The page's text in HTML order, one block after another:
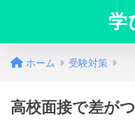
学
ホーム 受験対策
高校面接で差が